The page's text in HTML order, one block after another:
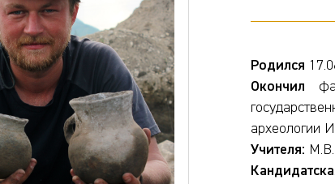
Родился
Окончил
археологии
Учителя: